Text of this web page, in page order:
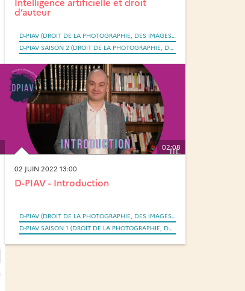
d’auteur
D-PIAV (DROIT DE LA PHOTOGRAPHIE, DES IMAGES ET DES ARTEFACTS VISUELS SAISI PAR LA RÉVOLUTION NUMÉRIQUE)
D-PIAV SAISON 2 (DROIT DE LA PHOTOGRAPHIE, DES IMAGES ET DES ARTEFACTS VISUELS SAISI PAR LA RÉVOLUTION NUMÉRIQUE)
02:08
02 JUIN 2022 13:00
D-PIAV - Introduction
D-PIAV (DROIT DE LA PHOTOGRAPHIE, DES IMAGES ET DES ARTEFACTS VISUELS SAISI PAR LA RÉVOLUTION NUMÉRIQUE)
D-PIAV SAISON 1 (DROIT DE LA PHOTOGRAPHIE, DES IMAGES ET DES ARTEFACTS VISUELS SAISI PAR LA RÉVOLUTION NUMÉRIQUE)